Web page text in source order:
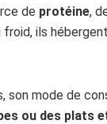
de protéine,
froid, ils
mode de
ou des plats